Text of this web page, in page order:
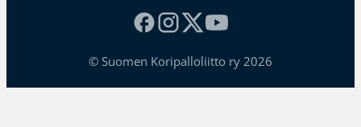
© Suomen Koripalloliitto ry 2026